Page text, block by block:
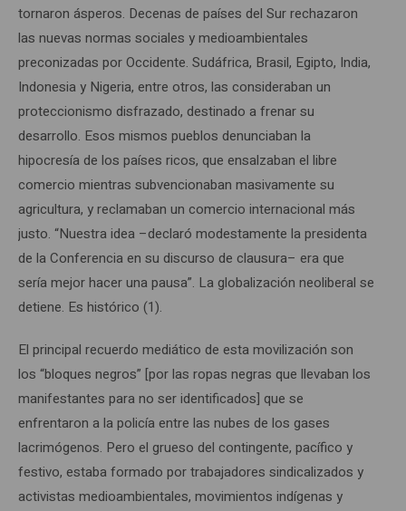
tornaron ásperos. Decenas de países del Sur rechazaron
las nuevas normas sociales y medioambientales
preconizadas por Occidente. Sudáfrica, Brasil, Egipto, India,
Indonesia y Nigeria, entre otros, las consideraban un
proteccionismo disfrazado, destinado a frenar su
desarrollo. Esos mismos pueblos denunciaban la
hipocresía de los países ricos, que ensalzaban el libre
comercio mientras subvencionaban masivamente su
agricultura, y reclamaban un comercio internacional más
justo. “Nuestra idea –declaró modestamente la presidenta
de la Conferencia en su discurso de clausura– era que
sería mejor hacer una pausa”. La globalización neoliberal se
detiene. Es histórico (1).
El principal recuerdo mediático de esta movilización son
los “bloques negros” [por las ropas negras que llevaban los
manifestantes para no ser identificados] que se
enfrentaron a la policía entre las nubes de los gases
lacrimógenos. Pero el grueso del contingente, pacífico y
festivo, estaba formado por trabajadores sindicalizados y
activistas medioambientales, movimientos indígenas y